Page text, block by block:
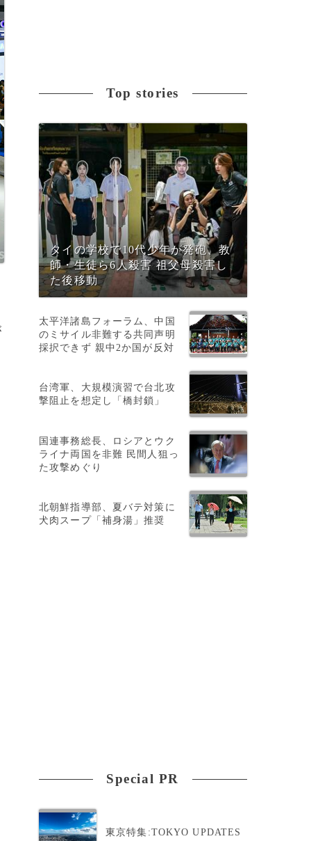
Top stories
タイの学校で10代少年が発砲、教
師・生徒ら6人殺害 祖父母殺害し
た後移動
太平洋諸島フォーラム、中国
のミサイル非難する共同声明
採択できず 親中2か国が反対
台湾軍、大規模演習で台北攻
撃阻止を想定し「橋封鎖」
国連事務総長、ロシアとウク
ライナ両国を非難 民間人狙っ
た攻撃めぐり
北朝鮮指導部、夏バテ対策に
犬肉スープ「補身湯」推奨
Special PR
東京特集:TOKYO UPDATES